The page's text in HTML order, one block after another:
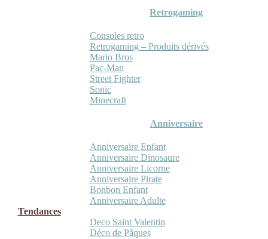
Retrogaming
Consoles retro
Retrogaming – Produits dérivés
Mario Bros
Pac-Man
Street Fighter
Sonic
Minecraft
Anniversaire
Anniversaire Enfant
Anniversaire Dinosaure
Anniversaire Licorne
Anniversaire Pirate
Bonbon Enfant
Anniversaire Adulte
Tendances
Deco Saint Valentin
Déco de Pâques